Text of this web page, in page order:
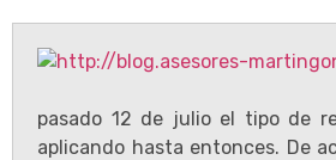
pasado 12 de julio el tipo de
aplicando hasta entonces. De